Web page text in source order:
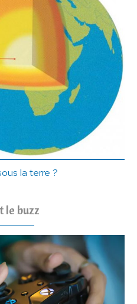
la terre ?
le buzz